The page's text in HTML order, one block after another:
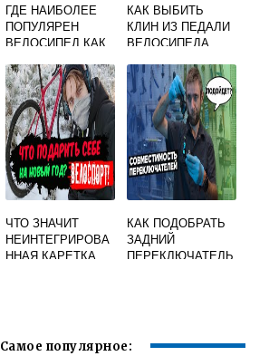
ГДЕ НАИБОЛЕЕ
ПОПУЛЯРЕН
ВЕЛОСИПЕД КАК
СРЕДСТВО
ПЕРЕДВИЖЕНИЯ
КАК ВЫБИТЬ
КЛИН ИЗ ПЕДАЛИ
ВЕЛОСИПЕДА
ЧТО ЗНАЧИТ
НЕИНТЕГРИРОВА
ННАЯ КАРЕТКА
КАК ПОДОБРАТЬ
ЗАДНИЙ
ПЕРЕКЛЮЧАТЕЛЬ
Самое популярное: